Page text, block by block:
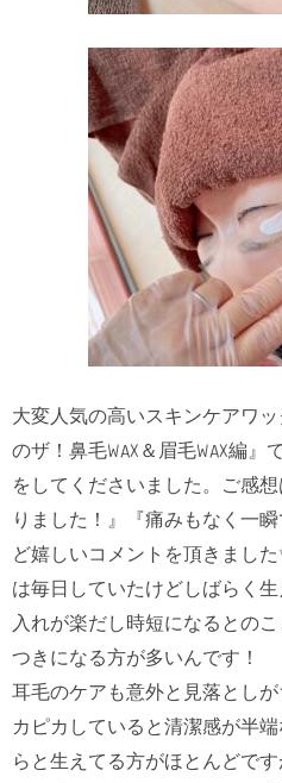
大変人気の高いスキンケアワ
のザ！鼻毛WAX＆眉毛WAX編
をしてくださいました。ご感
りました！』『痛みもなく一
ど嬉しいコメントを頂きまし
は毎日していたけどしばらく
入れが楽だし時短になるとの
つきになる方が多いんです！
耳毛のケアも意外と見落とし
カピカしていると清潔感が半
らと生えてる方がほとんどで